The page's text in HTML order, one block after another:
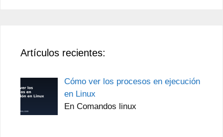
Artículos recientes:
Cómo ver los procesos en ejecución
en Linux
En Comandos linux